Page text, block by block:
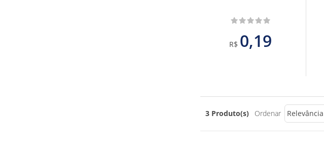
R$ 0,19
3 Produto(s) Ordenar Relevância